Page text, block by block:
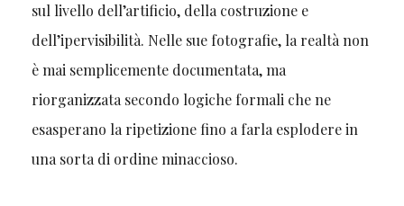
sul livello dell’artificio, della costruzione e
dell’ipervisibilità. Nelle sue fotografie, la realtà non
è mai semplicemente documentata, ma
riorganizzata secondo logiche formali che ne
esasperano la ripetizione fino a farla esplodere in
una sorta di ordine minaccioso.